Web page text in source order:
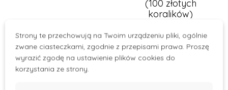
Dodaj do koszyka
(100 złotych
koralików)
Dodaj do koszyka
Strony te przechowują na Twoim urządzeniu pliki, ogólnie
zwane ciasteczkami, zgodnie z przepisami prawa. Proszę
wyrazić zgodę na ustawienie plików cookies do
korzystania ze strony.